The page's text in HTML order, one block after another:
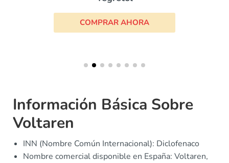
COMPRAR AHORA
Información Básica Sobre
Voltaren
INN (Nombre Común Internacional): Diclofenaco
Nombre comercial disponible en España: Voltaren,